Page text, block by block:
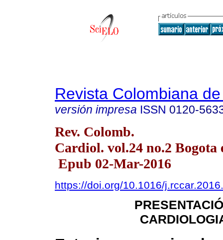
Revista Colombiana
versión impresa ISSN 0120-
Rev. Colomb.
Cardiol. vol.24 no.2 Bogota
Epub 02-Mar-2016
https://doi.org/10.1016/